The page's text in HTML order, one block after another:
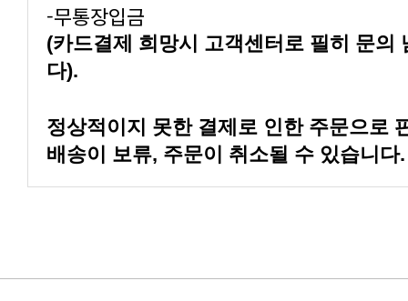
-무통장입금
다).
배송이 보류, 주문이 취소될 수 있습니다.